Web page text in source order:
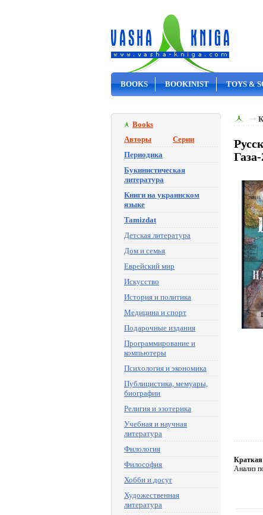
BOOKS BOOKINIST TOYS &
Books
Авторы
Серии
Периодика
Букинистическая
литература
Книги на украинском
языке
Tamizdat
Детская литература
Дом и семья
Еврейский мир
Искусство
История и политика
Медицина и спорт
Подарочные издания
Программирование и
компьютеры
Психология и экономика
Публицистика, мемуары,
биографии
Религия и эзотерика
Учебная и научная
литература
Филология
Философия
Хобби и досуг
Художественная
литература
Анализ